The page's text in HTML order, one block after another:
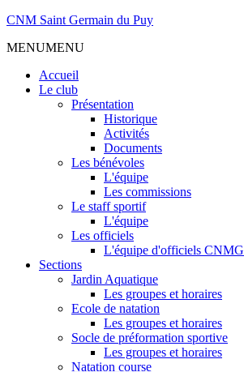
CNM Saint Germain du Puy
MENUMENU
Accueil
Le club
Présentation
Historique
Activités
Documents
Les bénévoles
L'équipe
Les commissions
Le staff sportif
L'équipe
Les officiels
L'équipe d'officiels CNMG
Sections
Jardin Aquatique
Les groupes et horaires
Ecole de natation
Les groupes et horaires
Socle de préformation sportive
Les groupes et horaires
Natation course